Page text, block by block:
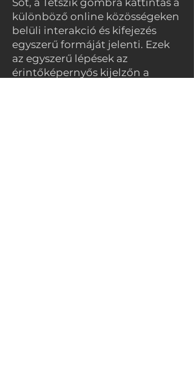
Sőt, a Tetszik gombra kattintás a
különböző online közösségeken
belüli interakció és kifejezés
egyszerű formáját jelenti. Ezek
az egyszerű lépések az
érintőképernyős kijelzőn a